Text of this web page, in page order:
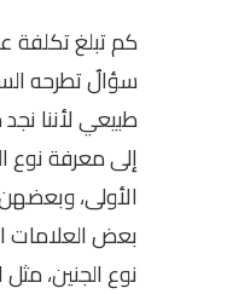
كمتبلغ تكلفة
سؤالٌ تطرحه
طبيعي لأننا
إلى معرفة نوع
الأولى،
بعض العلامات
نوع الجنين، مثل